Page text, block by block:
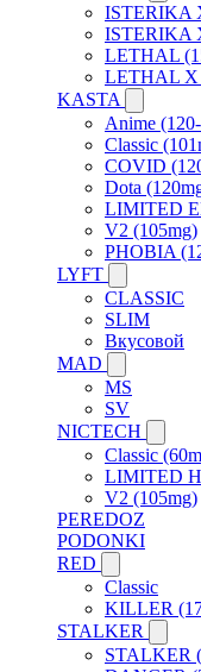
ISTERIKA
LETHAL
LETHAL X
KASTA
Anime
Classic
COVID
Dota
LIMITED
V2 (105mg)
PHOBIA
LYFT
CLASSIC
SLIM
Вкусовой
MAD
MS
SV
NICTECH
Classic
LIMITED
V2 (105mg)
PEREDOZ
PODONKI
RED
Classic
KILLER
STALKER
STALKER